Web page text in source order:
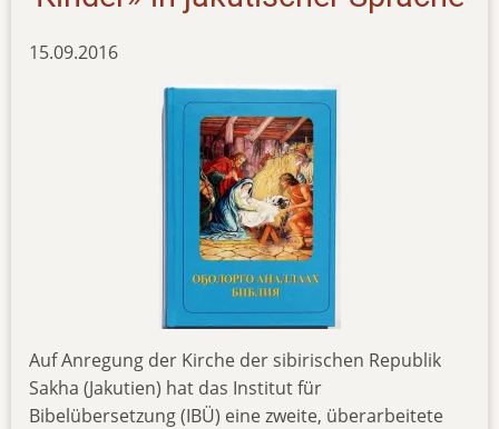
15.09.2016
Auf Anregung der Kirche der sibirischen Republik
Sakha (Jakutien) hat das Institut für
Bibelübersetzung (IBÜ) eine zweite, überarbeitete